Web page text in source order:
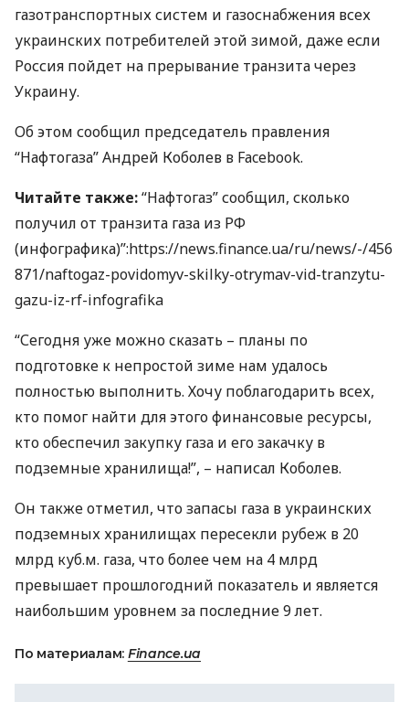
газотранспортных систем и газоснабжения всех
украинских потребителей этой зимой, даже если
Россия пойдет на прерывание транзита через
Украину.
Об этом сообщил председатель правления
“Нафтогаза” Андрей Коболев в Fаcebook.
Читайте также:“Нафтогаз” сообщил, сколько
получил от транзита газа из РФ
(инфографика)”:https://news.finance.ua/ru/news/-/456
871/naftogaz-povidomyv-skilky-otrymav-vid-tranzytu-
gazu-iz-rf-infografika
“Сегодня уже можно сказать – планы по
подготовке к непростой зиме нам удалось
полностью выполнить. Хочу поблагодарить всех,
кто помог найти для этого финансовые ресурсы,
кто обеспечил закупку газа и его закачку в
подземные хранилища!”, – написал Коболев.
Он также отметил, что запасы газа в украинских
подземных хранилищах пересекли рубеж в 20
млрд куб.м. газа, что более чем на 4 млрд
превышает прошлогодний показатель и является
наибольшим уровнем за последние 9 лет.
По материалам: Finance.ua